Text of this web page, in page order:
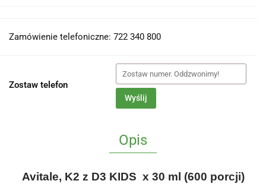
Zamówienie telefoniczne: 722 340 800
Zostaw telefon
Wyślij
Opis
Avitale, K2 z D3 KIDS x 30 ml (600 porcji)